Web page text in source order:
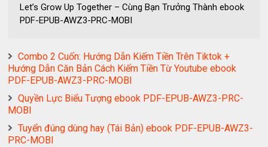
Let’s Grow Up Together – Cùng Bạn Trưởng Thành ebook
PDF-EPUB-AWZ3-PRC-MOBI
Combo 2 Cuốn: Hướng Dẫn Kiếm Tiền Trên Tiktok +
Hướng Dẫn Căn Bản Cách Kiếm Tiền Từ Youtube ebook
PDF-EPUB-AWZ3-PRC-MOBI
Quyền Lực Biểu Tượng ebook PDF-EPUB-AWZ3-PRC-
MOBI
Tuyển đúng dùng hay (Tái Bản) ebook PDF-EPUB-AWZ3-
PRC-MOBI